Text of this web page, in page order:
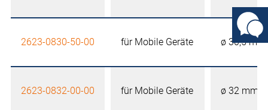
2623-0830-50-00 für Mobile Geräte ø 30,5 mm
2623-0832-00-00 für Mobile Geräte ø 32 mm